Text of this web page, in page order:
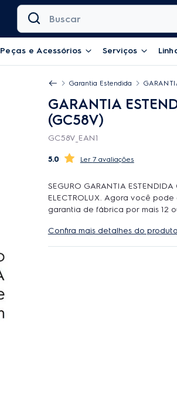
Buscar
Peças e Acessórios Serviços
Garantia Estendida
GARANTIA
(GC58V)
GC58V_EAN1
5.0 7 avaliações
SEGURO GARANTIA ESTENDIDA
ELECTROLUX. Agora você
garantia de fábrica por mais 12
Rede Autorizada Electrolux. O
durante a cobertura podem ser
Confira mais detalhes do produto